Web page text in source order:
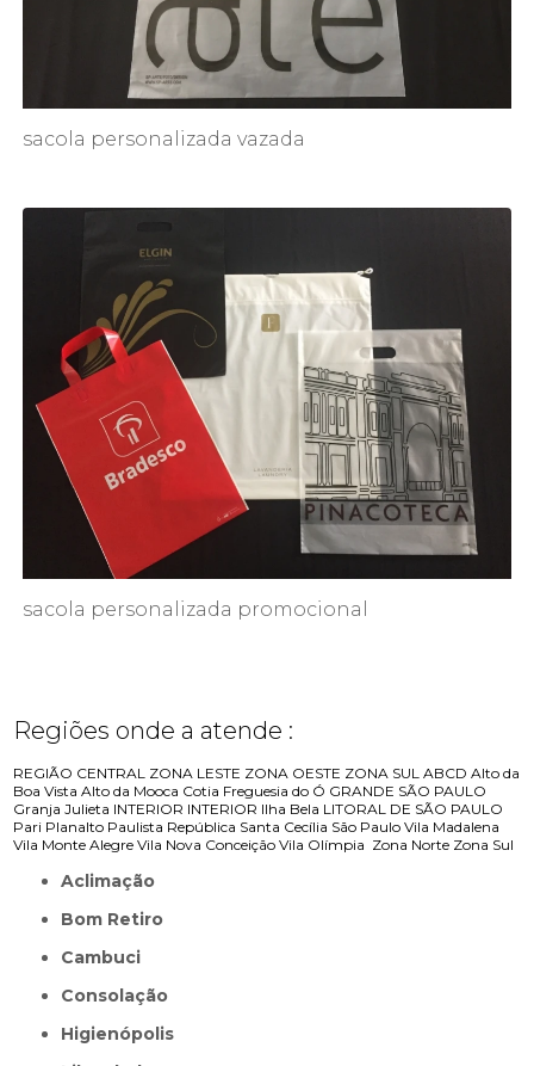
sacola personalizada vazada
sacola personalizada promocional
Regiões onde a atende :
REGIÃO CENTRAL ZONA LESTE ZONA OESTE ZONA SUL ABCD Alto da
Boa Vista Alto da Mooca Cotia Freguesia do Ó GRANDE SÃO PAULO
Granja Julieta INTERIOR INTERIOR Ilha Bela LITORAL DE SÃO PAULO
Pari Planalto Paulista República Santa Cecília São Paulo Vila Madalena
Vila Monte Alegre Vila Nova Conceição Vila Olímpia Zona Norte Zona Sul
Aclimação
Bom Retiro
Cambuci
Consolação
Higienópolis